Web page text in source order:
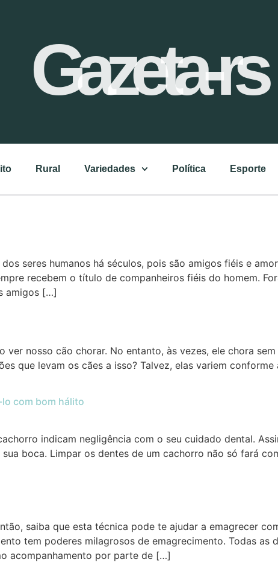
Gazeta-rs
Rural Variedades Política Esporte
seres humanos há séculos, pois são amigos fiéis e
recebem o título de companheiros fiéis do homem.
amigos […]
ver nosso cão chorar. No entanto, às vezes, ele chora
que levam os cães a isso? Talvez, elas variem
com bom hálito
indicam negligência com o seu cuidado dental.
boca. Limpar os dentes de um cachorro não só fará
saiba que esta técnica pode te ajudar a emagrecer
tem poderes milagrosos de emagrecimento. Todas as
acompanhamento por parte de […]